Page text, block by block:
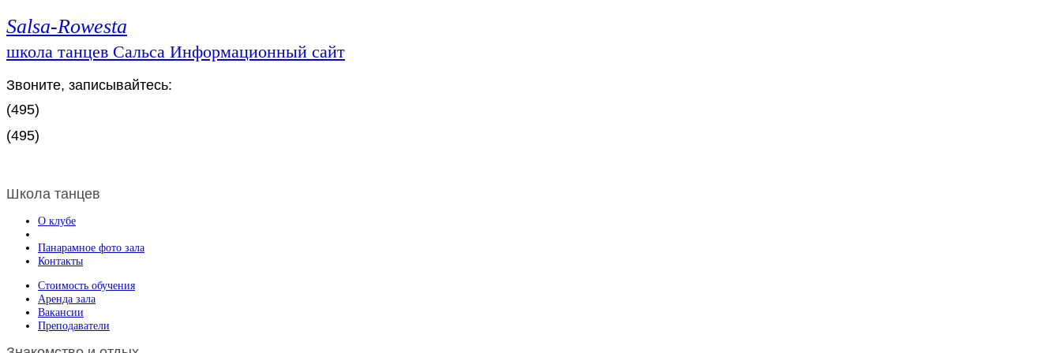
Salsa-Rowesta
школа танцев Сальса Информационный сайт
Звоните, записывайтесь:
(495)
(495)
Школа танцев
О клубе
Панарамное фото зала
Контакты
Стоимость обучения
Аренда зала
Вакансии
Преподаватели